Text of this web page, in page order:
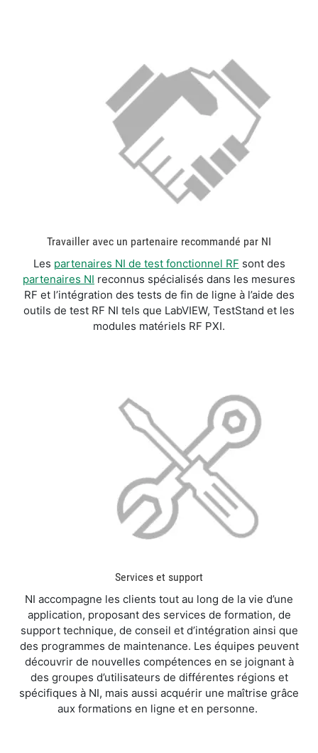
Travailler avec un partenaire recommandé par NI
Les partenaires NI de test fonctionnel RF sont des
partenaires NI reconnus spécialisés dans les mesures
RF et l’intégration des tests de fin de ligne à l’aide des
outils de test RF NI tels que LabVIEW, TestStand et les
modules matériels RF PXI.
Services et support
NI accompagne les clients tout au long de la vie d’une
application, proposant des services de formation, de
support technique, de conseil et d’intégration ainsi que
des programmes de maintenance. Les équipes peuvent
découvrir de nouvelles compétences en se joignant à
des groupes d’utilisateurs de différentes régions et
spécifiques à NI, mais aussi acquérir une maîtrise grâce
aux formations en ligne et en personne.